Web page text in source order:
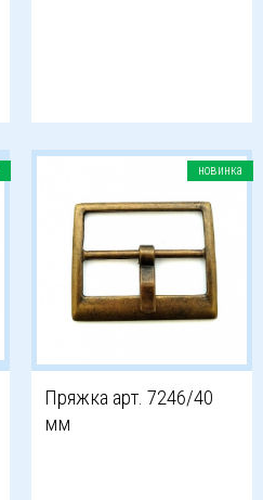
новинка
Пряжка арт. 7246/40
мм